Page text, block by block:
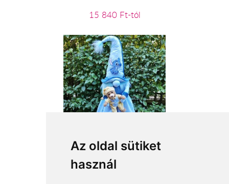
Az oldal sütiket
használ
15 840 Ft-tól
Szép álmokat
18 360 Ft-tól